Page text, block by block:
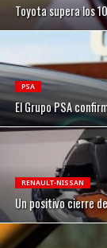
Toyota supera los
PSA
El Grupo PSA
RENAULT-NISSAN
Un positivo cierre